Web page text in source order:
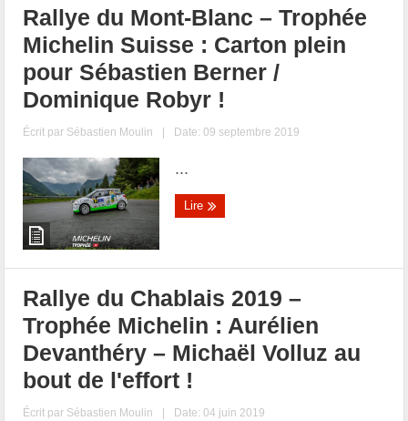
Rallye du Mont-Blanc – Trophée
Michelin Suisse : Carton plein
pour Sébastien Berner /
Dominique Robyr !
Écrit par Sébastien Moulin | Date: 09 septembre 2019
...
Lire
Rallye du Chablais 2019 –
Trophée Michelin : Aurélien
Devanthéry – Michaël Volluz au
bout de l'effort !
Écrit par Sébastien Moulin | Date: 04 juin 2019